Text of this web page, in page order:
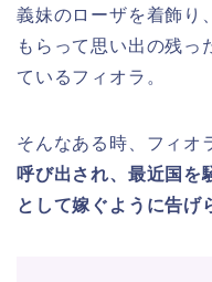
義妹のローザを着飾り
もらって思い出の残っ
ているフィオラ。
そんなある時、フィオ
呼び出され、最近国を
として嫁ぐように告げ